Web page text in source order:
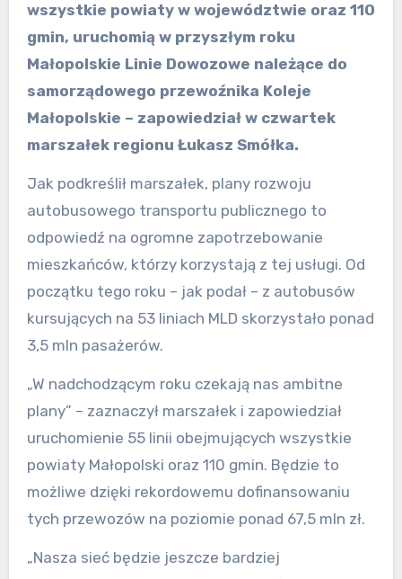
wszystkie powiaty w województwie oraz 110
gmin, uruchomią w przyszłym roku
Małopolskie Linie Dowozowe należące do
samorządowego przewoźnika Koleje
Małopolskie – zapowiedział w czwartek
marszałek regionu Łukasz Smółka.
Jak podkreślił marszałek, plany rozwoju
autobusowego transportu publicznego to
odpowiedź na ogromne zapotrzebowanie
mieszkańców, którzy korzystają z tej usługi. Od
początku tego roku – jak podał – z autobusów
kursujących na 53 liniach MLD skorzystało ponad
3,5 mln pasażerów.
„W nadchodzącym roku czekają nas ambitne
plany” – zaznaczył marszałek i zapowiedział
uruchomienie 55 linii obejmujących wszystkie
powiaty Małopolski oraz 110 gmin. Będzie to
możliwe dzięki rekordowemu dofinansowaniu
tych przewozów na poziomie ponad 67,5 mln zł.
„Nasza sieć będzie jeszcze bardziej